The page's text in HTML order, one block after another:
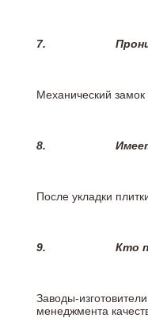
7.
Механический замок
8.
После укладки
9. Кто
Заводы-
менеджмента